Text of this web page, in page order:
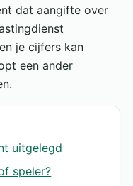
dat aangifte over
je cijfers kan
een ander
uitgelegd
speler?